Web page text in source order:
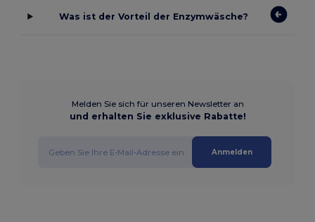
Was ist der Vorteil der Enzymwäsche?
Melden Sie sich für unseren Newsletter an
und erhalten Sie exklusive Rabatte!
Anmelden